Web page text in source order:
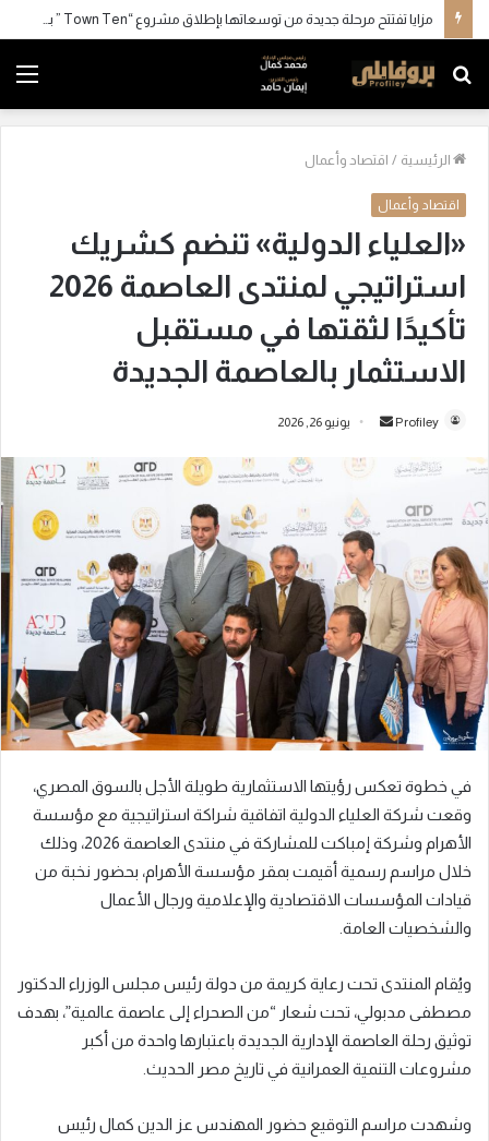
مزايا تفتتح مرحلة جديدة من توسعاتها بإطلاق مشروع “Town Ten ” بعرابي الجديدة بمدينة العبور
بحث
عن
الرئيسية / اقتصاد وأعمال
اقتصاد وأعمال
«العلياء الدولية» تنضم كشريك
استراتيجي لمنتدى العاصمة 2026
تأكيدًا لثقتها في مستقبل
الاستثمار بالعاصمة الجديدة
Profiley
ر
ك
ت
و
ي
ا
يونيو 26, 2026
في خطوة تعكس رؤيتها الاستثمارية طويلة الأجل بالسوق المصري،
وقعت شركة العلياء الدولية اتفاقية شراكة استراتيجية مع مؤسسة
الأهرام وشركة إمباكت للمشاركة في منتدى العاصمة 2026، وذلك
خلال مراسم رسمية أقيمت بمقر مؤسسة الأهرام، بحضور نخبة من
قيادات المؤسسات الاقتصادية والإعلامية ورجال الأعمال
والشخصيات العامة.
ويُقام المنتدى تحت رعاية كريمة من دولة رئيس مجلس الوزراء الدكتور
مصطفى مدبولي، تحت شعار “من الصحراء إلى عاصمة عالمية”، بهدف
توثيق رحلة العاصمة الإدارية الجديدة باعتبارها واحدة من أكبر
مشروعات التنمية العمرانية في تاريخ مصر الحديث.
وشهدت مراسم التوقيع حضور المهندس عز الدين كمال رئيس